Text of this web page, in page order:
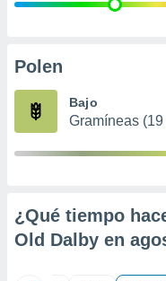
e
publicidad
Polen
Bajo
Gramíneas (19
¿Qué tiempo
Old Dalby en